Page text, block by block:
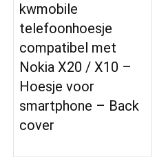
kwmobile
telefoonhoesje
compatibel met
Nokia X20 / X10 –
Hoesje voor
smartphone – Back
cover